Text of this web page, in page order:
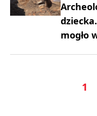
mogło
1